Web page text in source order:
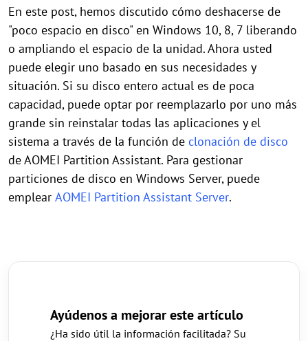
En este post, hemos discutido cómo deshacerse de
"poco espacio en disco" en Windows 10, 8, 7 liberando
o ampliando el espacio de la unidad. Ahora usted
puede elegir uno basado en sus necesidades y
situación. Si su disco entero actual es de poca
capacidad, puede optar por reemplazarlo por uno más
grande sin reinstalar todas las aplicaciones y el
sistema a través de la función de clonación de disco
de AOMEI Partition Assistant. Para gestionar
particiones de disco en Windows Server, puede
emplear AOMEI Partition Assistant Server.
Ayúdenos a mejorar este artículo
¿Ha sido útil la información facilitada? Su